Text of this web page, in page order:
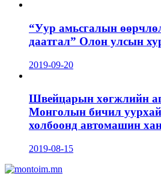
“Уур амьсгалын
даатгал” Олон улсын
2019-09-20
Швейцарын хөгжлийн
Монголын бичил
холбоонд автомашин
2019-08-15